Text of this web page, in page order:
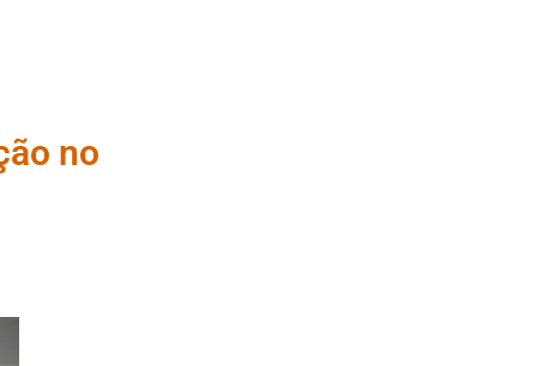
no